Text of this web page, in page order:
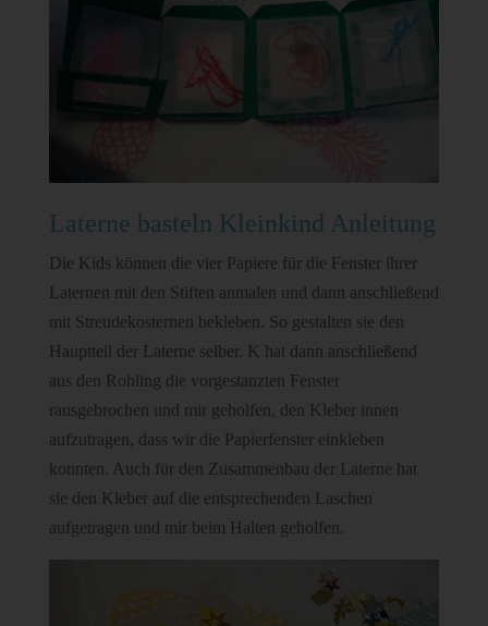
Laterne basteln Kleinkind Anleitung
Die Kids können die vier Papiere für die Fenster ihrer
Laternen mit den Stiften anmalen und dann anschließend
mit Streudekosternen bekleben. So gestalten sie den
Hauptteil der Laterne selber. K hat dann anschließend
aus den Rohling die vorgestanzten Fenster
rausgebrochen und mir geholfen, den Kleber innen
aufzutragen, dass wir die Papierfenster einkleben
konnten. Auch für den Zusammenbau der Laterne hat
sie den Kleber auf die entsprechenden Laschen
aufgetragen und mir beim Halten geholfen.